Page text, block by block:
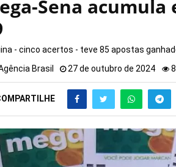
Sena acumula
- cinco acertos - teve 85 apostas
Brasil 27 de outubro de 2024